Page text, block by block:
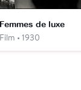
de luxe
• 1930